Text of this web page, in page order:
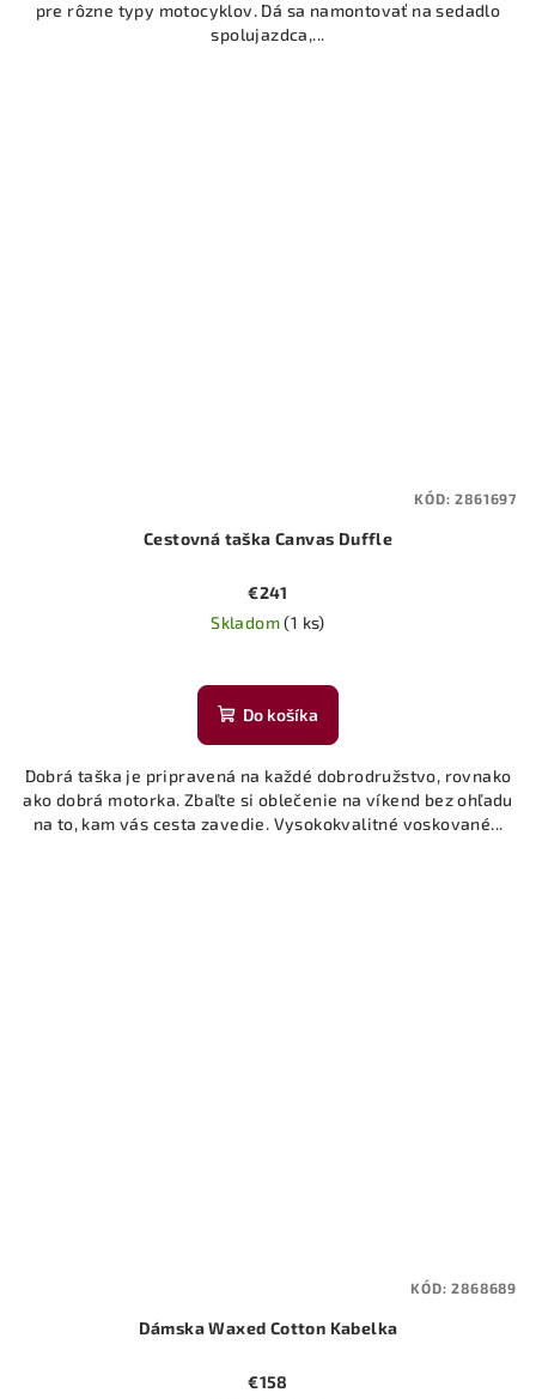
pre rôzne typy motocyklov. Dá sa namontovať na sedadlo
spolujazdca,...
Cestovná taška Canvas Duffle
€241
Skladom(1 ks)
Do košíka
Dobrá taška je pripravená na každé dobrodružstvo, rovnako
ako dobrá motorka. Zbaľte si oblečenie na víkend bez ohľadu
na to, kam vás cesta zavedie. Vysokokvalitné voskované...
KÓD:2861697
Dámska Waxed Cotton Kabelka
€158
KÓD:2868689